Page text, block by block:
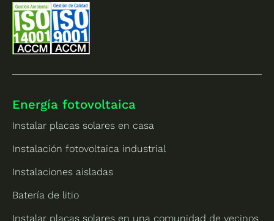
Energía fotovoltaica
Instalar placas solares en casa
Instalación fotovoltaica industrial
Instalaciones aisladas
Batería de litio
Instalar placas solares en una comunidad de vecinos